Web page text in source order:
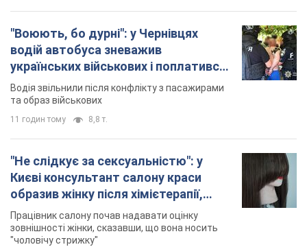
"Не слідкує за сексуальністю": у
Києві консультант салону краси
образив жінку після хімієтерапії,
розгорівся скандал. Фото
зовнішності жінки, сказавши, що вона носить
"чоловічу стрижку"
5 годин тому 14,7 т.